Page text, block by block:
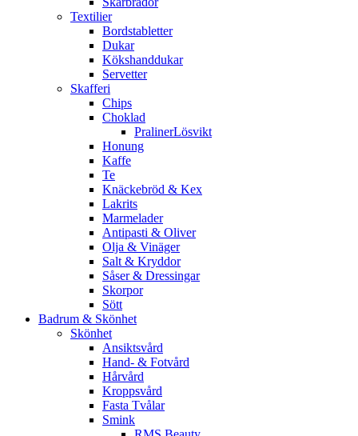
Textilier
Bordstabletter
Dukar
Kökshanddukar
Servetter
Skafferi
Chips
Choklad
PralinerLösvikt
Honung
Kaffe
Te
Knäckebröd & Kex
Lakrits
Marmelader
Antipasti & Oliver
Olja & Vinäger
Salt & Kryddor
Såser & Dressingar
Skorpor
Sött
Badrum & Skönhet
Skönhet
Ansiktsvård
Hand- & Fotvård
Hårvård
Kroppsvård
Fasta Tvålar
Smink